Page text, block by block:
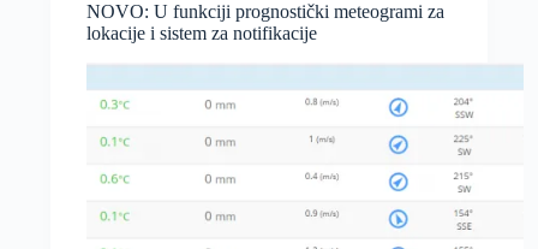
NOVO: U funkciji prognostički meteogrami za
lokacije i sistem za notifikacije